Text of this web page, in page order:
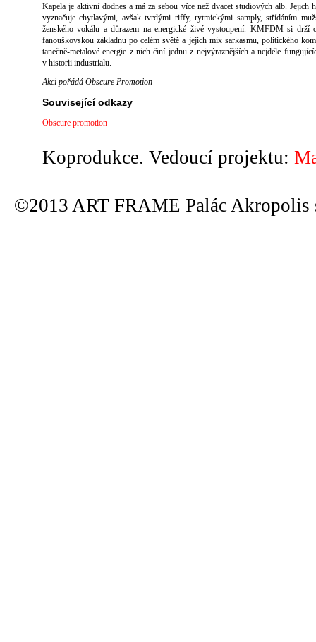
Kapela je aktivní dodnes a má za sebou více než dvacet studiových alb. Jejich
vyznačuje chytlavými, avšak tvrdými riffy, rytmickými samply, střídáním
ženského vokálu a důrazem na energické živé vystoupení. KMFDM si drží
fanouškovskou základnu po celém světě a jejich mix sarkasmu, politického
tanečně-metalové energie z nich činí jednu z nejvýraznějších a nejdéle
v historii industrialu.
Akci pořádá Obscure Promotion
Související odkazy
Obscure promotion
Koprodukce. Vedoucí projektu:
©2013 ART FRAME Palác Akropolis